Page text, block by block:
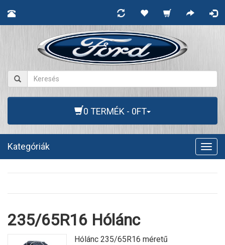
0 TERMÉK - 0FT
Kategóriák
235/65R16 Hólánc
Hólánc 235/65R16 méretű